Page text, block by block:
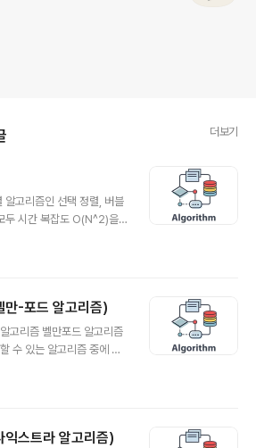
더보기
알고리즘인 선택 정렬, 버블
두 시간 복잡도 O(N^2)을
만 개만 넘어가도 일반적
즘이 바로 퀵정렬 알고리
분할 정복' 알고리즘으로 평
퀵 정렬은 하나의 큰 문제
기준으로 큰 숫자와 작은
-포드 알고리즘)
리즘 벨만포드 알고리즘
수 있는 알고리즘 중에 하
정점으로 가는데 걸리는
야 하는 걸까?? 그리고 시
스트라 알고리즘)